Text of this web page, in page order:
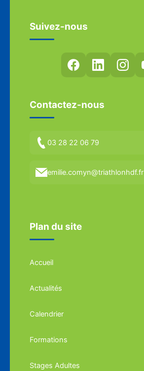
Suivez-nous
Contactez-nous
03 28 22 06 79
emilie.comyn@triathlonhdf.fr
Plan du site
Accueil
Actualités
Calendrier
Formations
Stages Adultes